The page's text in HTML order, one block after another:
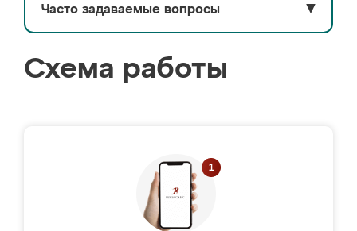
Часто задаваемые вопросы ▼
Схема работы